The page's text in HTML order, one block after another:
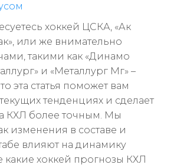
хоккей ЦСКА, «Ак
или же внимательно
такими как «Динамо
и «Металлург Мг» –
эта статья поможет вам
тенденциях и сделает
КХЛ более точным. Мы
изменения в составе и
влияют на динамику
какие хоккей прогнозы КХЛ